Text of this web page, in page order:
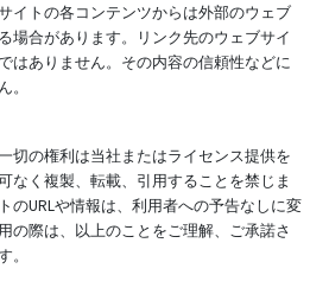
イトの各コンテンツからは外部のウェブ
場合があります。リンク先のウェブサイ
はありません。その内容の信頼性などに
切の権利は当社またはライセンス提供を
なく複製、転載、引用することを禁じま
のURLや情報は、利用者への予告なしに変
の際は、以上のことをご理解、ご承諾さ